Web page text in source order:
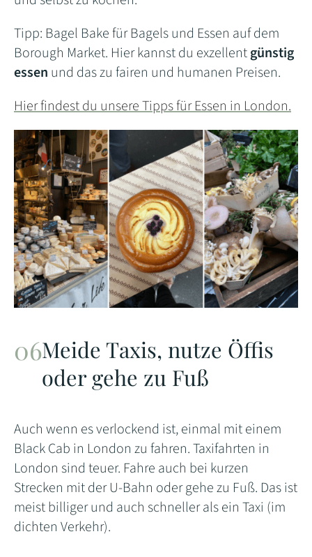
Tipp: Bagel Bake für Bagels und Essen auf dem
Borough Market. Hier kannst du exzellentgünstig
essen und das zu fairen und humanen Preisen.
Hier findest du unsere Tipps für Essen in London.
Meide Taxis, nutze Öffis
oder gehe zu Fuß
Auch wenn es verlockend ist, einmal mit einem
Black Cab in London zu fahren. Taxifahrten in
London sind teuer. Fahre auch bei kurzen
Strecken mit der U-Bahn oder gehe zu Fuß. Das ist
meist billiger und auch schneller als ein Taxi (im
dichten Verkehr).